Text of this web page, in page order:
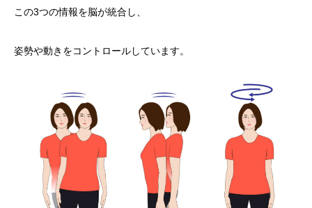
この3つの情報を脳が統合し、
姿勢や動きをコントロールしています。